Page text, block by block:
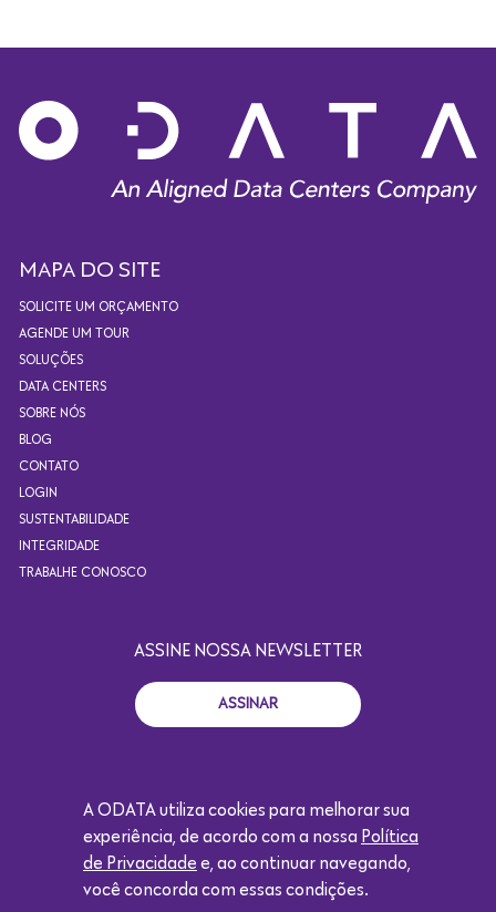
MAPA DO SITE
SOLICITE UM ORÇAMENTO
AGENDE UM TOUR
SOLUÇÕES
DATA CENTERS
SOBRE NÓS
BLOG
CONTATO
LOGIN
SUSTENTABILIDADE
INTEGRIDADE
TRABALHE CONOSCO
ASSINE NOSSA NEWSLETTER
ASSINAR
CONTATO@ODATACOLOCATION.COM
A ODATA utiliza cookies para melhorar sua
experiência, de acordo com a nossa Política
de Privacidade e, ao continuar navegando,
você concorda com essas condições.